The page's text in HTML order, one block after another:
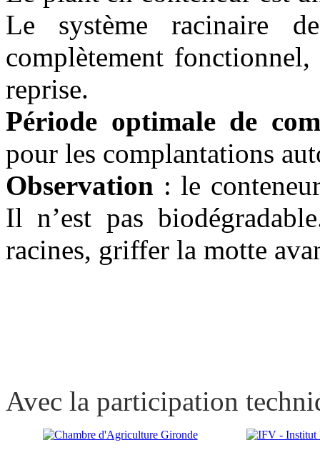
Le système racinaire
complètement
reprise.
Période optimale de
pour les complantations
Observation : le
Il n’est pas
racines, griffer la motte
Avec la participation